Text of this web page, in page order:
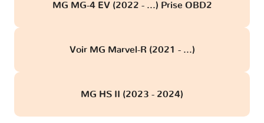
MG MG-4 EV (2022 - ...) Prise OBD2
Voir MG Marvel-R (2021 - ...)
MG HS II (2023 - 2024)